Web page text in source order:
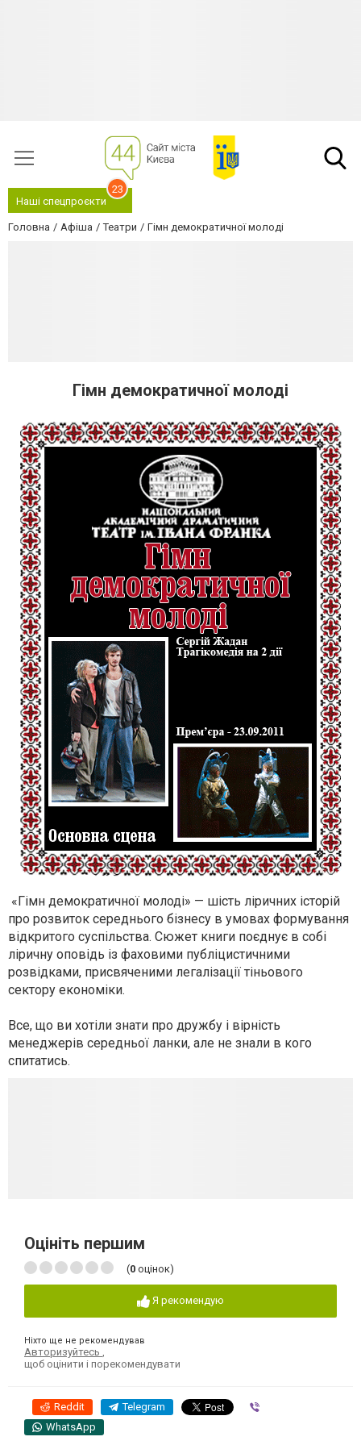
Наші спецпроєкти
23
Головна Афіша Театри Гімн демократичної молоді
Гімн демократичної молоді
«Гімн демократичної молоді» — шість ліричних історій
про розвиток середнього бізнесу в умовах формування
відкритого суспільства. Сюжет книги поєднує в собі
ліричну оповідь із фаховими публіцистичними
розвідками, присвяченими легалізації тіньового
сектору економіки.
Все, що ви хотіли знати про дружбу і вірність
менеджерів середньої ланки, але не знали в кого
спитатись.
Оцініть першим
(0 оцінок)
Я рекомендую
Ніхто ще не рекомендував
Авторизуйтесь
щоб оцінити і порекомендувати
Reddit Telegram
WhatsApp